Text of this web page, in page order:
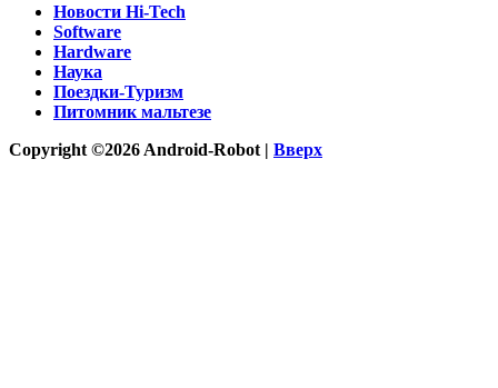
Новости Hi-Tech
Software
Hardware
Наука
Поездки-Туризм
Питомник мальтезе
Copyright ©2026 Android-Robot | Вверх